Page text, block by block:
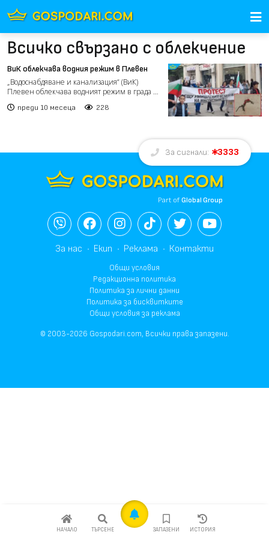
Всичко свързано с облекчение
ВиК облекчава водния режим в Плевен
„Водоснабдяване и канализация“ (ВиК)
Плевен облекчава водният режим в града С
преди 10 месеца 228
НАЧАЛО ТЪРСЕНЕ ЗАПАЗЕНИ ИСТОРИЯ
За сигнали: 3333
Part ofGlobal Group
За нас Екип Реклама Контакти
Общи условия
Редакционна политика
Политика за лични данни
Политика за бисквитките
Общи условия за реклама
© 2003-2026 Gospodari.com, Всички права запазени.